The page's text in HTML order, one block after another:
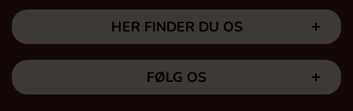
HER FINDER DU OS
FØLG OS